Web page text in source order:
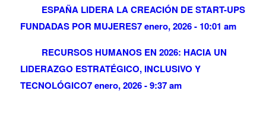
ESPAÑA LIDERA LA CREACIÓN DE START-UPS
FUNDADAS POR MUJERES7 enero, 2026 - 10:01 am
RECURSOS HUMANOS EN 2026: HACIA UN
LIDERAZGO ESTRATÉGICO, INCLUSIVO Y
TECNOLÓGICO7 enero, 2026 - 9:37 am